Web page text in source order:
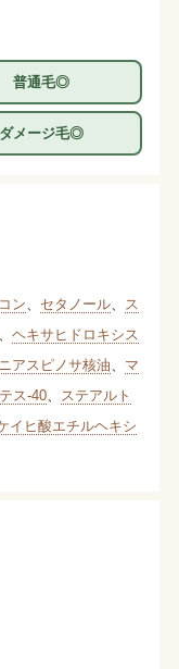
普通毛◎
ダメージ毛◎
ン セタノール、
ス
ヘキサヒドロキシス
アスピノサ核油
マ
ス-40、
ステアルト
イヒ酸エチルヘキシ